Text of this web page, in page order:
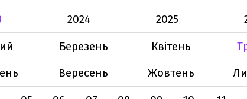
2024 2025
Березень Квітень
Вересень Жовтень